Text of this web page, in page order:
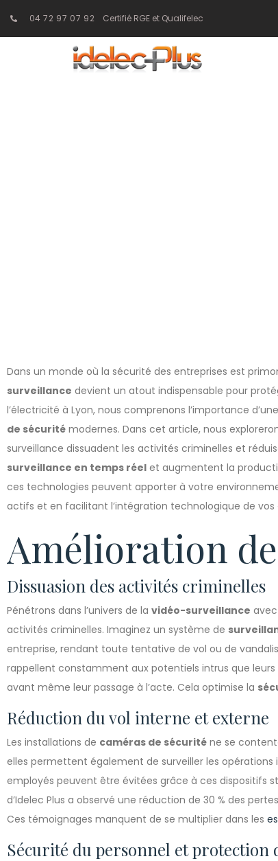
04 72 97 07 92 Certifié RGE et Qualifelec
Dans un monde où la sécurité des entreprises est
surveillance devient un atout indispensable pour
l’électricité à Lyon, nous comprenons l’importance d’une
de sécurité modernes. Dans cet article, nous
surveillance dissuadent les activités criminelles et
surveillance en temps réel et augmentent la
ces technologies peuvent apporter à votre
actifs et en facilitant l’intégration technologique de vos
Amélioration
Dissuasion des activités criminelles
Pénétrons dans l’univers de la vidéo-surveillance
activités criminelles. Imaginez un système de
entreprise, rendant toute tentative de vol ou de
rappellent constamment aux potentiels intrus que
avant même leur passage à l’acte. Cela optimise la
Réduction du vol interne et externe
Les installations de caméras de sécurité ne se
elles permettent également de surveiller les opérations
employés peuvent être évitées grâce à ces dispositifs
d’Idelec Plus a observé une réduction de 30 % des
Ces témoignages manquent de se multiplier dans les
Sécurité du personnel et protection